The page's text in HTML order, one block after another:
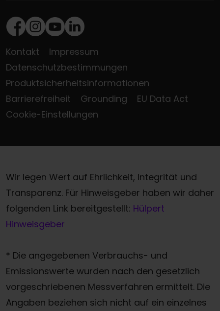
Facebook
Instagram
Youtube
LinkedIn
Kontakt
Impressum
Datenschutzbestimmungen
Produktsicherheitsinformationen
Barrierefreiheit
Grounding
EU Data Act
Cookie-Einstellungen
Wir legen Wert auf Ehrlichkeit, Integrität und
Transparenz. Für Hinweisgeber haben wir daher
folgenden Link bereitgestellt: Hülpert
Hinweisgeber
* Die angegebenen Verbrauchs- und
Emissionswerte wurden nach den gesetzlich
vorgeschriebenen Messverfahren ermittelt. Die
Angaben beziehen sich nicht auf ein einzelnes